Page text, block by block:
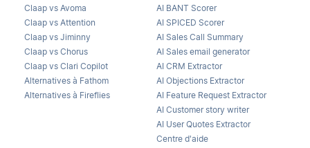
Claap vs Avoma
Claap vs Attention
Claap vs Jiminny
Claap vs Chorus
Claap vs Clari Copilot
Alternatives à Fathom
Alternatives à Fireflies
AI BANT Scorer
AI SPICED Scorer
AI Sales Call Summary
AI Sales email generator
AI CRM Extractor
AI Objections Extractor
AI Feature Request Extractor
AI Customer story writer
AI User Quotes Extractor
Centre d'aide